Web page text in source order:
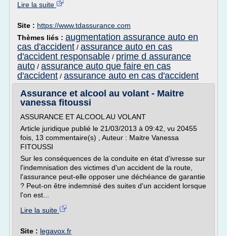
Lire la suite
Site : https://www.tdassurance.com
Thèmes liés : augmentation assurance auto en
cas d'accident / assurance auto en cas
d'accident responsable / prime d assurance
auto / assurance auto que faire en cas
d'accident / assurance auto en cas d'accident
Assurance et alcool au volant - Maitre
vanessa fitoussi
ASSURANCE ET ALCOOL AU VOLANT
Article juridique publié le 21/03/2013 à 09:42, vu 20455
fois, 13 commentaire(s) , Auteur : Maitre Vanessa
FITOUSSI
Sur les conséquences de la conduite en état d'ivresse sur
l'indemnisation des victimes d'un accident de la route,
l'assurance peut-elle opposer une déchéance de garantie
? Peut-on être indemnisé des suites d'un accident lorsque
l'on est...
Lire la suite
Site : legavox.fr